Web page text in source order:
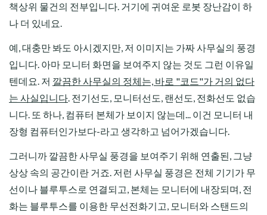
책상위 물건의 전부입니다. 거기에 귀여운 로봇 장난감이 하
나 더 있네요.
예, 대충만 봐도 아시겠지만, 저 이미지는 가짜 사무실의 풍경
입니다. 아마 모니터 화면을 보여주지 않는 것도 그런 이유일
텐데요. 저 깔끔한 사무실의 정체는, 바로 "코드"가 거의 없다
는 사실입니다. 전기선도, 모니터선도, 랜선도, 전화선도 없습
니다. 또 하나, 컴퓨터 본체가 보이지 않는데... 이건 모니터 내
장형 컴퓨터인가보다-라고 생각하고 넘어가겠습니다.
그러니까 깔끔한 사무실 풍경을 보여주기 위해 연출된, 그냥
상상 속의 공간이란 거죠. 저런 사무실 풍경은 전체 기기가 무
선이나 블루투스로 연결되고, 본체는 모니터에 내장되며, 전
화는 블루투스를 이용한 무선전화기고, 모니터와 스탠드의